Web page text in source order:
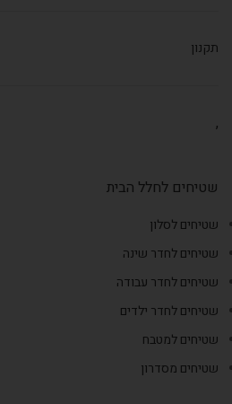
תקנון
,
שטיחים לחלל הבית
שטיחים לסלון
שטיחים לחדר שינה
שטיחים לחדר עבודה
שטיחים לחדר ילדים
שטיחים למטבח
שטיחים מסדרון